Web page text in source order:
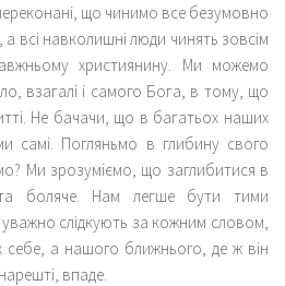
переконані, що чинимо все безумовно
всі навколишні люди чинять зовсім
християнину. Ми можемо
взагалі і самого Бога, в тому, що
Не бачачи, що в багатьох наших
самі. Погляньмо в глибину свого
Ми зрозуміємо, що заглибитися в
боляче. Нам легше бути тими
слідкують за кожним словом,
а нашого ближнього, де ж він
впаде.